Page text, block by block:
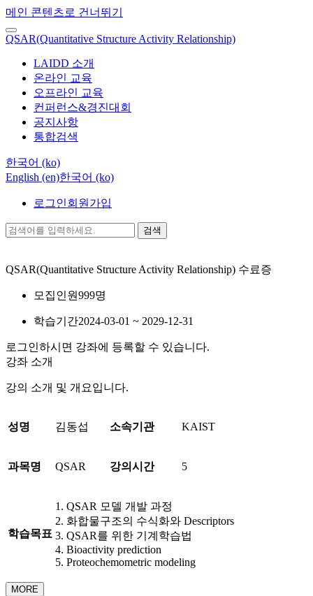
메인 콘텐츠로 건너뛰기
QSAR(Quantitative Structure Activity Relationship)
LAIDD 소개
온라인 교육
오프라인 교육
컨퍼런스&경진대회
공지사항
통합검색
한국어 ‎(ko)‎
English ‎(en)‎한국어 ‎(ko)‎
로그인회원가입
검색
QSAR(Quantitative Structure Activity Relationship) 수료증
모집인원999명
학습기간2024-03-01 ~ 2029-12-31
로그인하시면 강좌에 등록할 수 있습니다.
강좌 소개
강의 소개 및 개요입니다.
성명 김동섭 소속기관 KAIST
과목명 QSAR 강의시간 5
학습목표
1. QSAR 모델 개발 과정
2. 화합물구조의 수식화와 Descriptors
3. QSAR를 위한 기계학습법
4. Bioactivity prediction
5. Proteochemometric modeling
MORE